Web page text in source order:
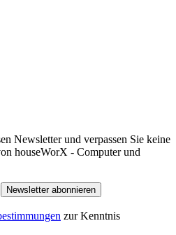
Newsletter und verpassen Sie keine
houseWorX - Computer und
Newsletter abonnieren
zur Kenntnis